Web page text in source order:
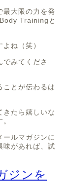
最大限の力を発
Trainingと
ね（笑）
でみてくださ
ことが伝わるは
きたら嬉しいな
ールマガジンに
味があれば、試
ジンを